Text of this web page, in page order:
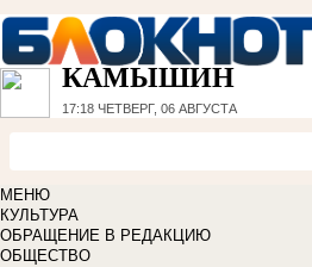
КАМЫШИН
17:18 ЧЕТВЕРГ, 06 АВГУСТА
МЕНЮ
КУЛЬТУРА
ОБРАЩЕНИЕ В РЕДАКЦИЮ
ОБЩЕСТВО